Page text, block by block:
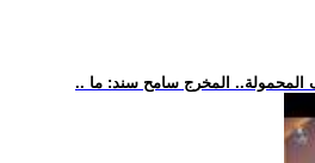
المحمولة.. المخرج سامح سند: ما